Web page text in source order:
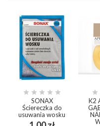
    
SONAX
Ściereczka do
usuwania wosku
Cena

K2